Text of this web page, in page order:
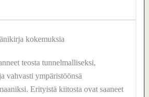
kokemuksia
teosta tunnelmalliseksi,
vahvasti ympäristöönsä
Erityistä kiitosta ovat saaneet